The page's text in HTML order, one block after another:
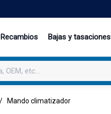
Recambios Bajas y tasaciones
Mando climatizador